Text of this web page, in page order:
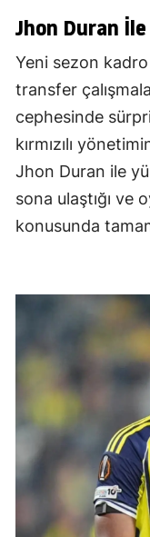
Jhon Duran
Yeni sezon
transfer
cephesinde
kırmızılı
Jhon Duran ile
sona ulaştığı ve
konusunda